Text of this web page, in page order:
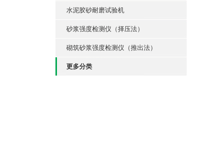
水泥胶砂耐磨试验机
砂浆强度检测仪（择压法）
砌筑砂浆强度检测仪（推出法）
更多分类